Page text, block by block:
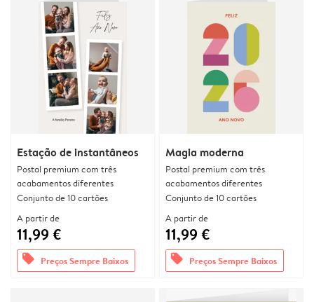
Estação de instantâneos
Postal premium com três
acabamentos diferentes
Conjunto de 10 cartões
A partir de
11,99 €
offers Preços Sempre Baixos
Magia moderna
Postal premium com três
acabamentos diferentes
Conjunto de 10 cartões
A partir de
11,99 €
offers Preços Sempre Baixos